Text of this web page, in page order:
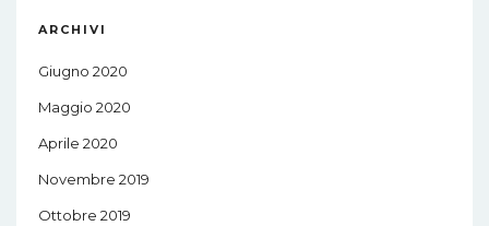
ARCHIVI
Giugno 2020
Maggio 2020
Aprile 2020
Novembre 2019
Ottobre 2019